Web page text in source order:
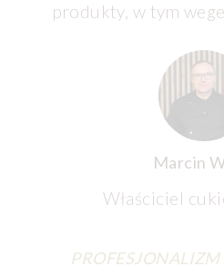
produkty, w tym
Marcin
Właściciel